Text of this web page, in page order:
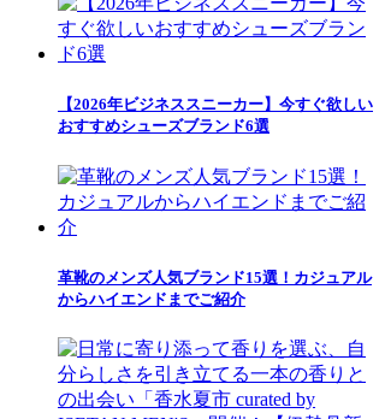
【2026年ビジネススニーカー】今すぐ欲しい
おすすめシューズブランド6選
革靴のメンズ人気ブランド15選！カジュアル
からハイエンドまでご紹介